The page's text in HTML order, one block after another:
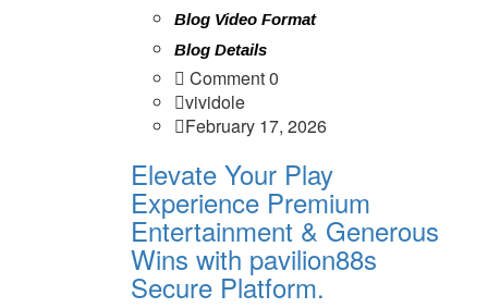
Blog Video Format
Blog Details
Comment 0
vividole
February 17, 2026
Elevate Your Play
Experience Premium
Entertainment & Generous
Wins with pavilion88s
Secure Platform.